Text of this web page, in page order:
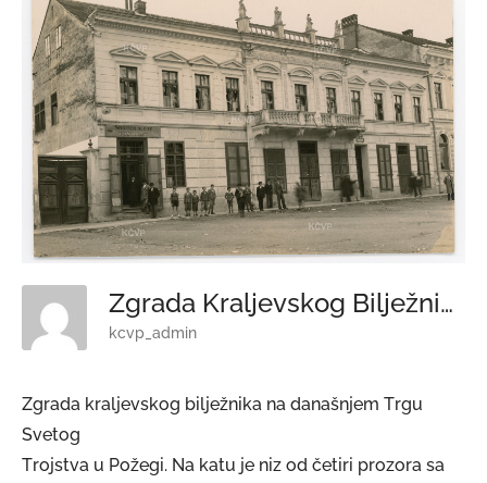
Zgrada Kraljevskog Bilježnika
kcvp_admin
Zgrada kraljevskog bilježnika na današnjem Trgu
Svetog
Trojstva u Požegi. Na katu je niz od četiri prozora sa